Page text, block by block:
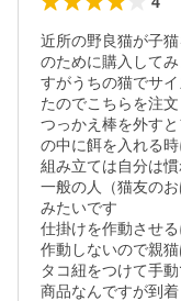
近所の野良猫が子
のために購入して
すがうちの猫でサ
たのでこちらを注
つっかえ棒を外す
の中に餌を入れる
組み立ては自分は
一般の人（猫友の
みたいです
仕掛けを作動させ
作動しないので親
タコ紐をつけて手
商品なんですが到